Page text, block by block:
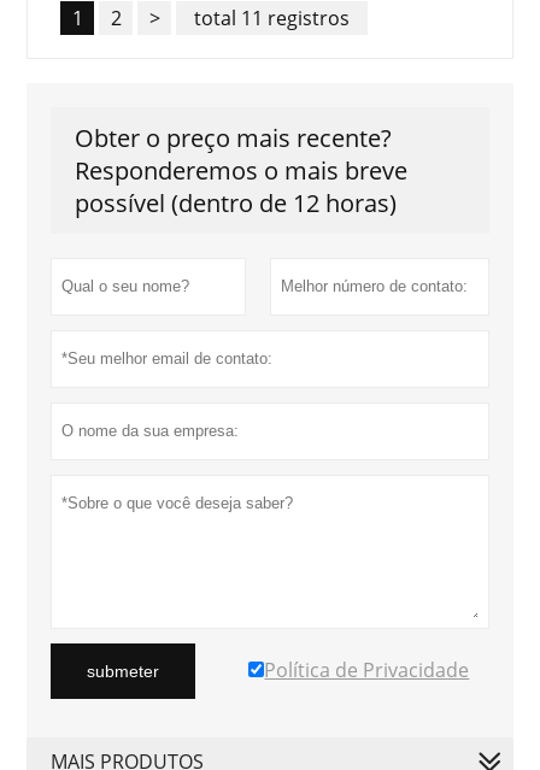
1 2 > total 11 registros
Obter o preço mais recente?
Responderemos o mais breve
possível (dentro de 12 horas)
submeter Política de Privacidade
MAIS PRODUTOS